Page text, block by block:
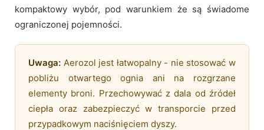
kompaktowy wybór, pod warunkiem że są świadome
ograniczonej pojemności.
Uwaga: Aerozol jest łatwopalny - nie stosować w
pobliżu otwartego ognia ani na rozgrzane
elementy broni. Przechowywać z dala od źródeł
ciepła oraz zabezpieczyć w transporcie przed
przypadkowym naciśnięciem dyszy.